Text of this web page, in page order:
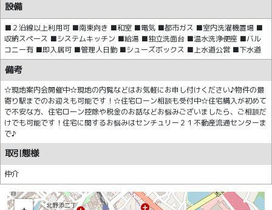
設備
■２沿線以上利用可 ■南東向き ■和室 ■電気 ■都市ガス ■室内洗濯機置場 ■
収納スペース ■システムキッチン ■給湯 ■独立洗面台 ■温水洗浄便座 ■バル
コニー有 ■即入居可 ■管理人日勤 ■シューズボックス ■上水道公営 ■下水道
備考
☆現地案内会開催中☆現地の内覧などはお気軽にお申し付けください♪物件の最
寄り駅までのお迎えも可能です！☆住宅ローン相談も受付中☆住宅購入が初めて
で不安な方、住宅ローン控除や税金のお話などお悩みございましたら、ご相談だ
けでも可能です！住宅に関するお悩みはセンチュリー２１不動産流通センターま
で♪
取引態様
仲介